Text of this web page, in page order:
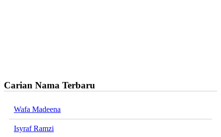
Carian Nama Terbaru
Wafa Madeena
Isyraf Ramzi